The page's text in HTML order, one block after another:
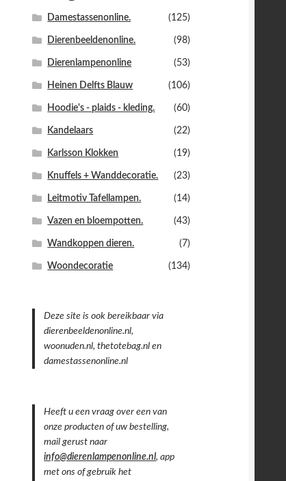
Damestassenonline. (125)
Dierenbeeldenonline. (98)
Dierenlampenonline (53)
Heinen Delfts Blauw (106)
Hoodie's - plaids - kleding. (60)
Kandelaars (22)
Karlsson Klokken (19)
Knuffels + Wanddecoratie. (23)
Leitmotiv Tafellampen. (14)
Vazen en bloempotten. (43)
Wandkoppen dieren. (7)
Woondecoratie (134)
Deze site is ook bereikbaar via
dierenbeeldenonline.nl,
woonuden.nl, thetotebag.nl en
damestassenonline.nl
Heeft u een vraag over een van
onze producten of uw bestelling,
mail gerust naar
info@dierenlampenonline.nl, app
met ons of gebruik het